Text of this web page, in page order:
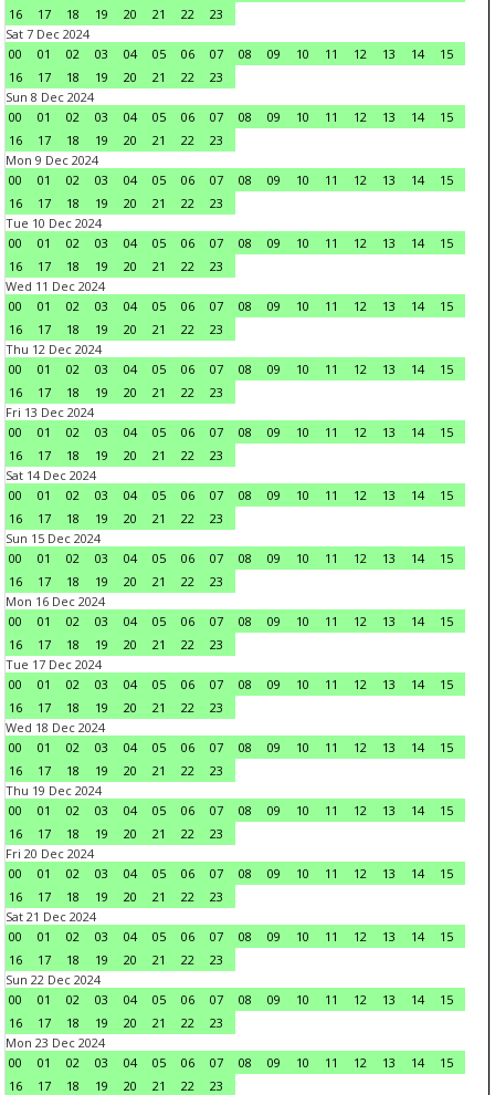
16
17 18 19 20 21 22
23
Sat 7 Dec 2024
00
01 02 03 04 05 06 07 08 09 10 11 12 13 14
15
16
17 18 19 20 21 22
23
Sun 8 Dec 2024
00
01 02 03 04 05 06 07 08 09 10 11 12 13 14
15
16
17 18 19 20 21 22
23
Mon 9 Dec 2024
00
01 02 03 04 05 06 07 08 09 10 11 12 13 14
15
16
17 18 19 20 21 22
23
Tue 10 Dec 2024
00
01 02 03 04 05 06 07 08 09 10 11 12 13 14
15
16
17 18 19 20 21 22
23
Wed 11 Dec 2024
00
01 02 03 04 05 06 07 08 09 10 11 12 13 14
15
16
17 18 19 20 21 22
23
Thu 12 Dec 2024
00
01 02 03 04 05 06 07 08 09 10 11 12 13 14
15
16
17 18 19 20 21 22
23
Fri 13 Dec 2024
00
01 02 03 04 05 06 07 08 09 10 11 12 13 14
15
16
17 18 19 20 21 22
23
Sat 14 Dec 2024
00
01 02 03 04 05 06 07 08 09 10 11 12 13 14
15
16
17 18 19 20 21 22
23
Sun 15 Dec 2024
00
01 02 03 04 05 06 07 08 09 10 11 12 13 14
15
16
17 18 19 20 21 22
23
Mon 16 Dec 2024
00
01 02 03 04 05 06 07 08 09 10 11 12 13 14
15
16
17 18 19 20 21 22
23
Tue 17 Dec 2024
00
01 02 03 04 05 06 07 08 09 10 11 12 13 14
15
16
17 18 19 20 21 22
23
Wed 18 Dec 2024
00
01 02 03 04 05 06 07 08 09 10 11 12 13 14
15
16
17 18 19 20 21 22
23
Thu 19 Dec 2024
00
01 02 03 04 05 06 07 08 09 10 11 12 13 14
15
16
17 18 19 20 21 22
23
Fri 20 Dec 2024
00
01 02 03 04 05 06 07 08 09 10 11 12 13 14
15
16
17 18 19 20 21 22
23
Sat 21 Dec 2024
00
01 02 03 04 05 06 07 08 09 10 11 12 13 14
15
16
17 18 19 20 21 22
23
Sun 22 Dec 2024
00
01 02 03 04 05 06 07 08 09 10 11 12 13 14
15
16
17 18 19 20 21 22
23
Mon 23 Dec 2024
00
01 02 03 04 05 06 07 08 09 10 11 12 13 14
15
16
17 18 19 20 21 22 23